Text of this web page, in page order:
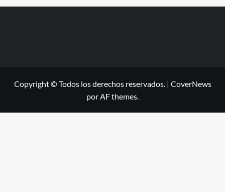
Copyright © Todos los derechos reservados. | CoverNews
por AF themes.